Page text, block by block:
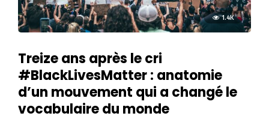
1.4K
Treize ans après le cri
#BlackLivesMatter : anatomie
d’un mouvement qui a changé le
vocabulaire du monde